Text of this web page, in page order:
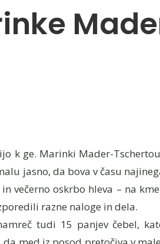
k ge. Marinki Mader-
jasno, da bova v času
večerno oskrbo hleva – na
razne naloge in dela.
tudi 15 panjev čebel,